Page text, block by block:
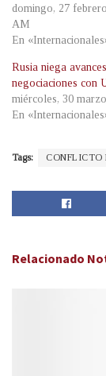
domingo, 27
AM
En
Rusia niega
negociaciones con
miércoles, 30
En
Tags: CONFLICTO
Relacionado